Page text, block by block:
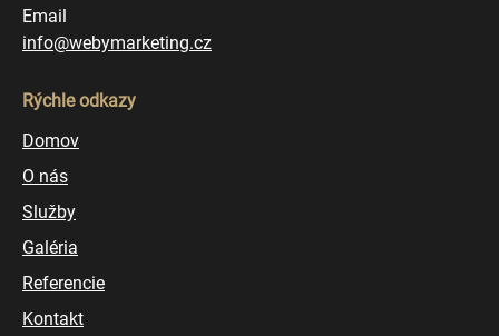
Email
info@webymarketing.cz
Rýchle odkazy
Domov
O nás
Služby
Galéria
Referencie
Kontakt